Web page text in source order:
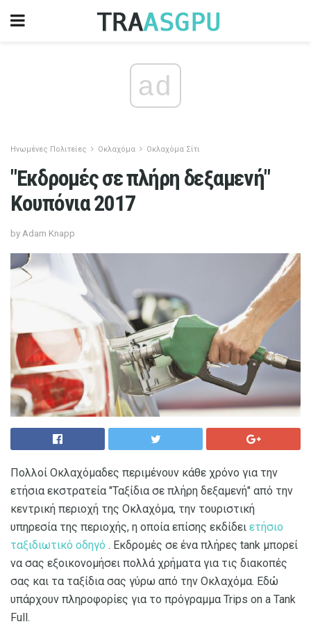
ad
Ηνωμένες Πολιτείες Οκλαχόμα Οκλαχόμα Σίτι
"Εκδρομές σε πλήρη δεξαμενή"
Κουπόνια 2017
by Adam Knapp
Πολλοί Οκλαχόμαδες περιμένουν κάθε χρόνο για την
ετήσια εκστρατεία "Ταξίδια σε πλήρη δεξαμενή" από την
κεντρική περιοχή της Οκλαχόμα, την τουριστική
υπηρεσία της περιοχής, η οποία επίσης εκδίδει ετήσιο
ταξιδιωτικό οδηγό . Εκδρομές σε ένα πλήρες tank μπορεί
να σας εξοικονομήσει πολλά χρήματα για τις διακοπές
σας και τα ταξίδια σας γύρω από την Οκλαχόμα. Εδώ
υπάρχουν πληροφορίες για το πρόγραμμα Trips on a Tank
Full.